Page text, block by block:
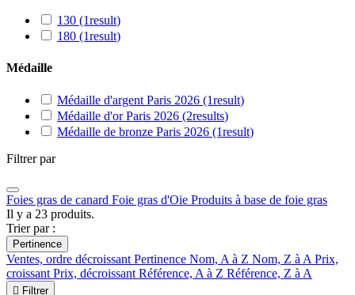
130 (1result)
180 (1result)
Médaille
Médaille d'argent Paris 2026 (1result)
Médaille d'or Paris 2026 (2results)
Médaille de bronze Paris 2026 (1result)
Filtrer par
Foies gras de canard Foie gras d'Oie Produits à base de foie gras
Il y a 23 produits.
Trier par :
Pertinence
Ventes, ordre décroissant Pertinence Nom, A à Z Nom, Z à A Prix,
croissant Prix, décroissant Référence, A à Z Référence, Z à A
 Filtrer